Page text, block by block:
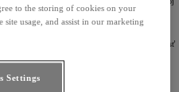
TOYOTA. Informácie na týchto stránkach nie sú
na týchto stránkach sú správne a aktuálne, ich
za správnosť, celistvosť či autentickosť
stránky, všetky informácie a materiály v nich
záruky - vyslovenej či implikovanej.
to the storing of cookies on your
usage, and assist in our marketing
Settings